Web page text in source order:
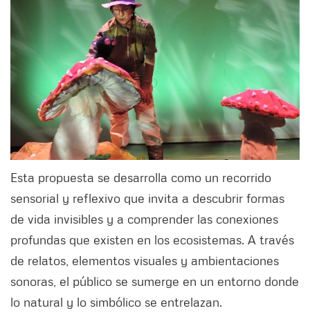
Esta propuesta se desarrolla como un recorrido
sensorial y reflexivo que invita a descubrir formas
de vida invisibles y a comprender las conexiones
profundas que existen en los ecosistemas. A través
de relatos, elementos visuales y ambientaciones
sonoras, el público se sumerge en un entorno donde
lo natural y lo simbólico se entrelazan.